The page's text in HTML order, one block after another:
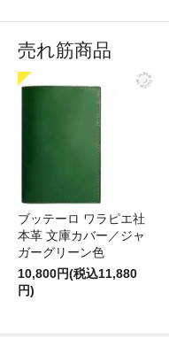
売れ筋商品
ブッテーロ ワラピエ社
本革 文庫カバー／ジャ
ガーグリーン色
10,800円(税込11,880
円)